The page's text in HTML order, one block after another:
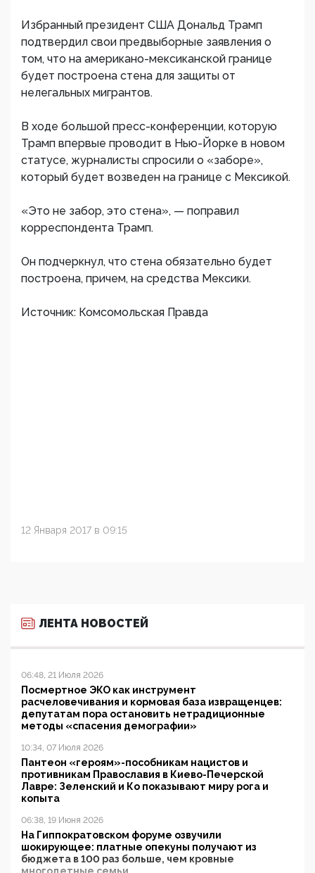
Избранный президент США Дональд Трамп
подтвердил свои предвыборные заявления о
том, что на американо-мексиканской границе
будет построена стена для защиты от
нелегальных мигрантов.
В ходе большой пресс-конференции, которую
Трамп впервые проводит в Нью-Йорке в новом
статусе, журналисты спросили о «заборе»,
который будет возведен на границе с Мексикой.
«Это не забор, это стена», — поправил
корреспондента Трамп.
Он подчеркнул, что стена обязательно будет
построена, причем, на средства Мексики.
Источник: Комсомольская Правда
12 Января 2017 в 09:15
ЛЕНТА НОВОСТЕЙ
06:48, 21 Июля 2026
Посмертное ЭКО как инструмент
расчеловечивания и кормовая база извращенцев:
депутатам пора остановить нетрадиционные
методы «спасения демографии»
10:34, 07 Июля 2026
Пантеон «героям»-пособникам нацистов и
противникам Православия в Киево-Печерской
Лавре: Зеленский и Ко показывают миру рога и
копыта
06:38, 19 Июня 2026
На Гиппократовском форуме озвучили
шокирующее: платные опекуны получают из
бюджета в 100 раз больше, чем кровные